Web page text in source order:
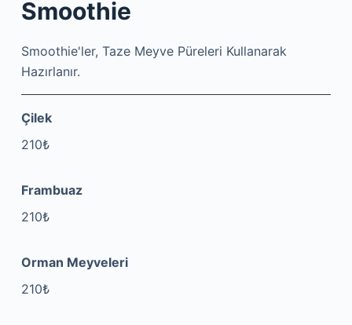
Smoothie
Smoothie'ler, Taze Meyve Püreleri Kullanarak
Hazırlanır.
Çilek
210₺
Frambuaz
210₺
Orman Meyveleri
210₺